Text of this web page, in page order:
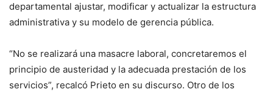
departamental ajustar, modificar y actualizar la estructura
administrativa y su modelo de gerencia pública.
“No se realizará una masacre laboral, concretaremos el
principio de austeridad y la adecuada prestación de los
servicios”, recalcó Prieto en su discurso. Otro de los